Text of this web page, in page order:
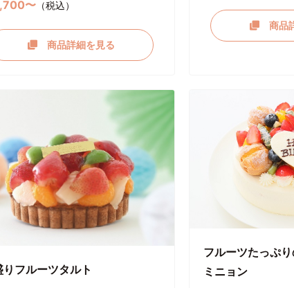
〜 （税込）
商品詳細を見る
商品
りフルーツタルト
フルーツたっぷ
ミニョン